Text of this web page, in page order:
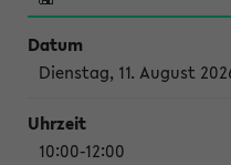
Dienstag, 11. August
10:00-12:00